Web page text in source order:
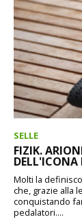
SELLE
FIZIK.
DELL'ICONA
Molti la
che, grazie alla
conquistando
pedalatori....